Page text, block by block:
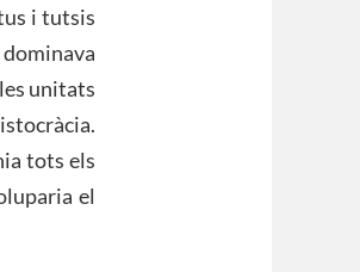
i tutsis
unitats
tots els
el